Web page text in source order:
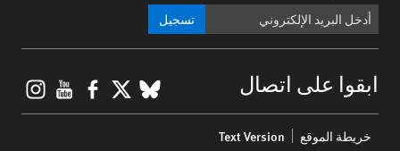
تسجيل
ابقوا على اتصال BlueSky
X
menu
خريطة الموقع Text Version